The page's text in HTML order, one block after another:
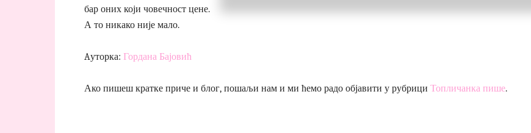
бар оних који човечност цене.
А то никако није мало.
Aуторка: Гордана Бајовић
Ако пишеш кратке приче и блог, пошаљи нам и ми ћемо радо објавити у рубрици Топличанка пише.